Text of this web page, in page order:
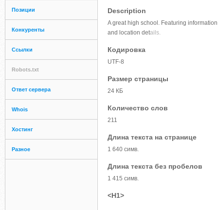
Позиции
Конкуренты
Ссылки
Robots.txt
Ответ сервера
Whois
Хостинг
Разное
Description
A great high school. Featuring
and location details.
Кодировка
UTF-8
Размер страницы
24 КБ
Количество слов
211
Длина текста на странице
1 640 симв.
Длина текста без пробелов
1 415 симв.
<H1>